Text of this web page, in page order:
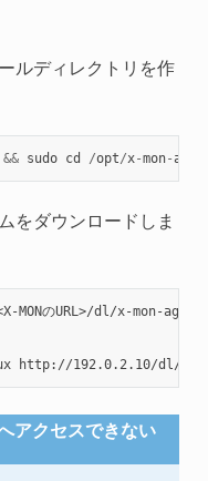
ルディレクトリを作
&& sudo cd /opt/x-mon-
をダウンロードしま
のURL>/dl/x-mon-
アクセスできない